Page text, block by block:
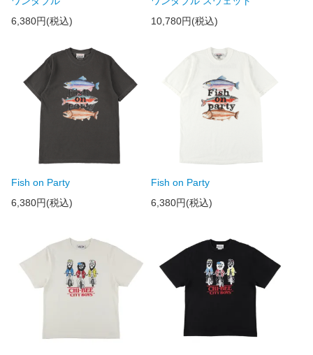
6,380円(税込)
10,780円(税込)
Fish on Party
6,380円(税込)
Fish on Party
6,380円(税込)